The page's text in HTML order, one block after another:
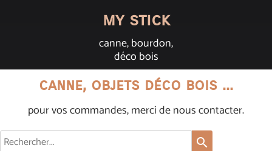
my stick
canne, bourdon,
déco bois
canne, objets déco bois ...
pour vos commandes, merci de nous contacter.
search